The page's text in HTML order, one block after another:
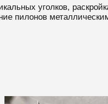
уголков,
пилонов